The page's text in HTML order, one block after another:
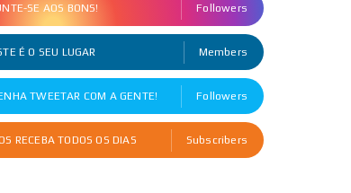
SE AOS BONS! Followers
É O SEU LUGAR Members
TWEETAR COM A GENTE! Followers
RECEBA TODOS OS DIAS Subscribers